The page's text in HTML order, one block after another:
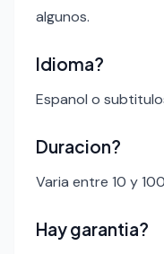
algunos.
Idioma?
Espanol o
Duracion?
Varia entre 10 y
Hay garantia?